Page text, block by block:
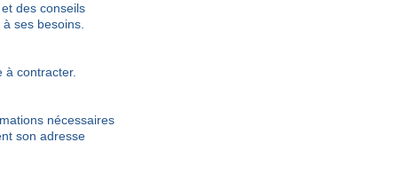
des conseils
ses besoins.
à contracter.
nécessaires
son adresse